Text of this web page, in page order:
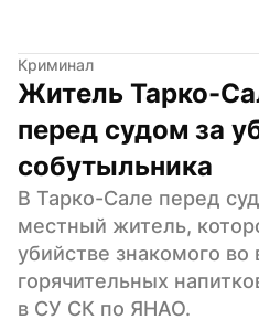
Криминал
Житель Тарко-
перед судом за
собутыльника
В Тарко-Сале перед
местный житель,
убийстве знакомого во
горячительных
в СУ СК по ЯНАО.